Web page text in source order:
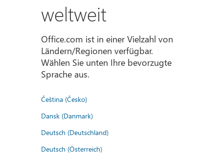
weltweit
Office.com ist in einer Vielzahl von
Ländern/Regionen verfügbar.
Wählen Sie unten Ihre bevorzugte
Sprache aus.
Čeština (Česko)
Dansk (Danmark)
Deutsch (Deutschland)
Deutsch (Österreich)